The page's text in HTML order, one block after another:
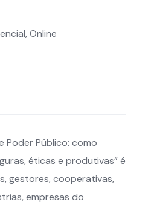
Online
Poder Público: como
éticas e produtivas” é
gestores, cooperativas,
empresas do